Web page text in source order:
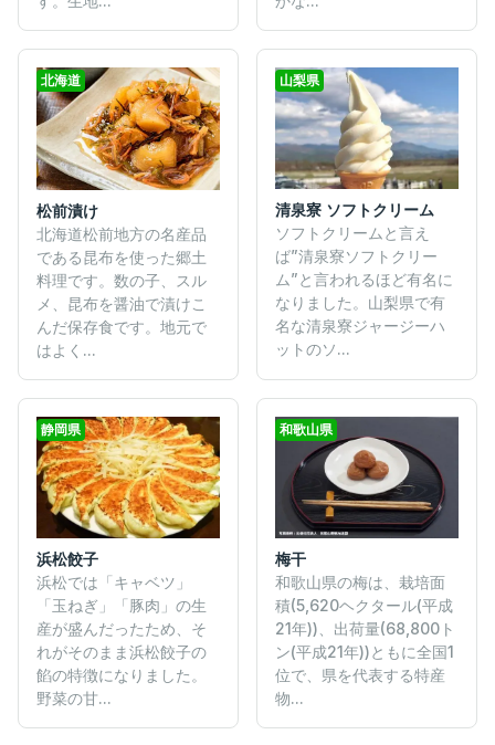
北海道
松前漬け
北海道松前地方の名産品
である昆布を使った郷土
料理です。数の子、スル
メ、昆布を醤油で漬けこ
んだ保存食です。地元で
はよく...
山梨県
清泉寮 ソフトクリーム
ソフトクリームと言え
ば”清泉寮ソフトクリー
ム”と言われるほど有名に
なりました。山梨県で有
名な清泉寮ジャージーハ
ットのソ...
静岡県
浜松餃子
浜松では「キャベツ」
「玉ねぎ」「豚肉」の生
産が盛んだったため、そ
れがそのまま浜松餃子の
餡の特徴になりました。
野菜の甘...
和歌山県
梅干
和歌山県の梅は、栽培面
積(5,620ヘクタール(平成
21年))、出荷量(68,800ト
ン(平成21年))ともに全国1
位で、県を代表する特産
物...